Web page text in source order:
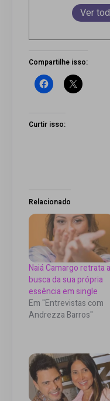
Ver
Compartilhe isso:
Curtir isso:
Relacionado
Naiá Camargo retrata a
busca da sua própria
essência em single
Em "Entrevistas com
Andrezza Barros"